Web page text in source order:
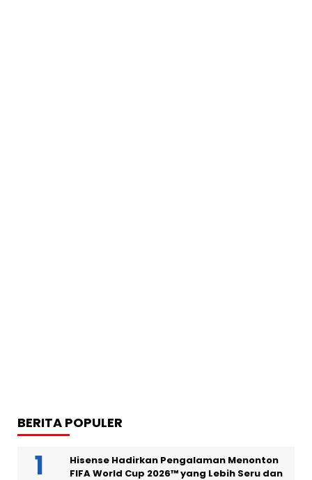
BERITA POPULER
Hisense Hadirkan Pengalaman Menonton
FIFA World Cup 2026™ yang Lebih Seru dan